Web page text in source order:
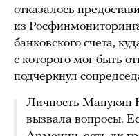
отказалось
из
банковского счета,
с которого мог быть
подчеркнул
Личность Манукян
вызвала вопросы.